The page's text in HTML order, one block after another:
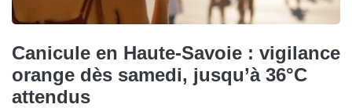
Canicule en Haute-Savoie : vigilance
orange dès samedi, jusqu’à 36°C
attendus